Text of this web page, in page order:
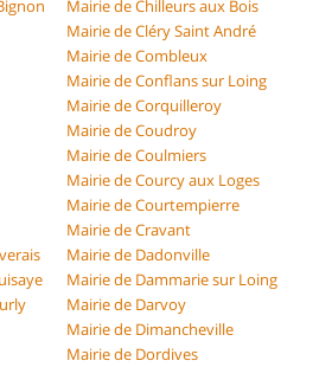
Mairie de Chilleurs aux Bois
Mairie de Cléry Saint André
Mairie de Combleux
Mairie de Conflans sur Loing
Mairie de Corquilleroy
Mairie de Coudroy
Mairie de Coulmiers
Mairie de Courcy aux Loges
Mairie de Courtempierre
Mairie de Cravant
Mairie de Dadonville
Mairie de Dammarie sur Loing
Mairie de Darvoy
Mairie de Dimancheville
Mairie de Dordives